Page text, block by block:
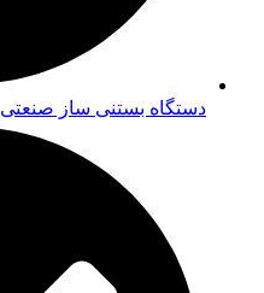
دستگاه بستنی ساز صنعتی